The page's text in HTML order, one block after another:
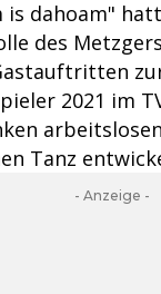
is dahoam"
des
2021 im
Tanz
- Anzeige -